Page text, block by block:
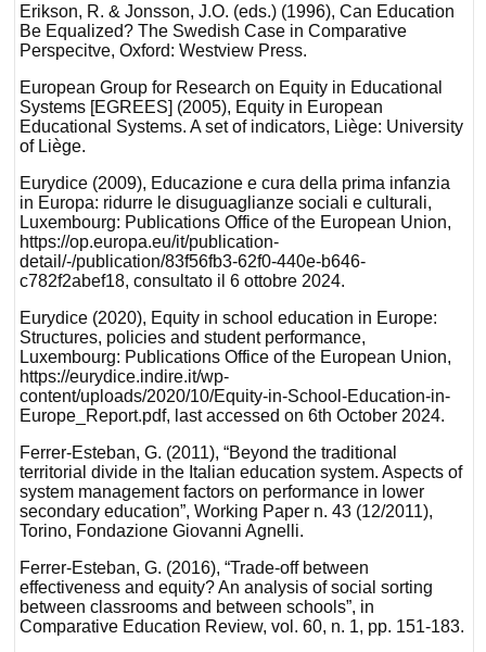
Erikson, R. & Jonsson, J.O. (eds.) (1996), Can Education
Be Equalized? The Swedish Case in Comparative
Perspecitve, Oxford: Westview Press.
European Group for Research on Equity in Educational
Systems [EGREES] (2005), Equity in European
Educational Systems. A set of indicators, Liège: University
of Liège.
Eurydice (2009), Educazione e cura della prima infanzia
in Europa: ridurre le disuguaglianze sociali e culturali,
Luxembourg: Publications Office of the European Union,
https://op.europa.eu/it/publication-
detail/-/publication/83f56fb3-62f0-440e-b646-
c782f2abef18, consultato il 6 ottobre 2024.
Eurydice (2020), Equity in school education in Europe:
Structures, policies and student performance,
Luxembourg: Publications Office of the European Union,
https://eurydice.indire.it/wp-
content/uploads/2020/10/Equity-in-School-Education-in-
Europe_Report.pdf, last accessed on 6th October 2024.
Ferrer-Esteban, G. (2011), “Beyond the traditional
territorial divide in the Italian education system. Aspects of
system management factors on performance in lower
secondary education”, Working Paper n. 43 (12/2011),
Torino, Fondazione Giovanni Agnelli.
Ferrer-Esteban, G. (2016), “Trade-off between
effectiveness and equity? An analysis of social sorting
between classrooms and between schools”, in
Comparative Education Review, vol. 60, n. 1, pp. 151-183.